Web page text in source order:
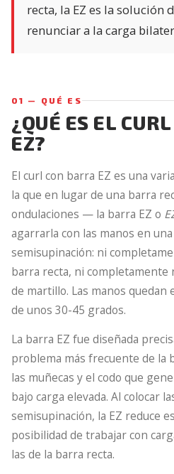
recta, la EZ es la solución
renunciar a la carga
01 — QUÉ ES
¿QUÉ ES EL
EZ?
El curl con barra EZ es una
la que en lugar de una barra
ondulaciones — la barra EZ o
agarrarla con las manos en
semisupinación: ni
barra recta, ni completamente
de martillo. Las manos
de unos 30-45 grados.
La barra EZ fue diseñada
problema más frecuente de la
las muñecas y el codo que
bajo carga elevada. Al colocar
semisupinación, la EZ reduce
posibilidad de trabajar con
las de la barra recta.